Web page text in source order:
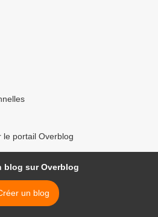
le portail Overblog
blog sur Overblog
un blog